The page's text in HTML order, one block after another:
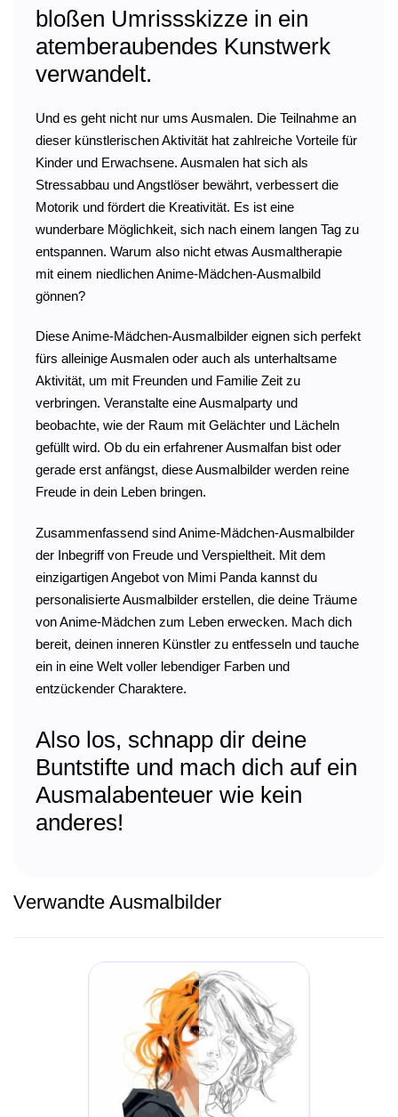
bloßen Umrissskizze in ein
atemberaubendes Kunstwerk
verwandelt.
Und es geht nicht nur ums Ausmalen. Die Teilnahme an
dieser künstlerischen Aktivität hat zahlreiche Vorteile für
Kinder und Erwachsene. Ausmalen hat sich als
Stressabbau und Angstlöser bewährt, verbessert die
Motorik und fördert die Kreativität. Es ist eine
wunderbare Möglichkeit, sich nach einem langen Tag zu
entspannen. Warum also nicht etwas Ausmaltherapie
mit einem niedlichen Anime-Mädchen-Ausmalbild
gönnen?
Diese Anime-Mädchen-Ausmalbilder eignen sich perfekt
fürs alleinige Ausmalen oder auch als unterhaltsame
Aktivität, um mit Freunden und Familie Zeit zu
verbringen. Veranstalte eine Ausmalparty und
beobachte, wie der Raum mit Gelächter und Lächeln
gefüllt wird. Ob du ein erfahrener Ausmalfan bist oder
gerade erst anfängst, diese Ausmalbilder werden reine
Freude in dein Leben bringen.
Zusammenfassend sind Anime-Mädchen-Ausmalbilder
der Inbegriff von Freude und Verspieltheit. Mit dem
einzigartigen Angebot von Mimi Panda kannst du
personalisierte Ausmalbilder erstellen, die deine Träume
von Anime-Mädchen zum Leben erwecken. Mach dich
bereit, deinen inneren Künstler zu entfesseln und tauche
ein in eine Welt voller lebendiger Farben und
entzückender Charaktere.
Also los, schnapp dir deine
Buntstifte und mach dich auf ein
Ausmalabenteuer wie kein
anderes!
Verwandte Ausmalbilder